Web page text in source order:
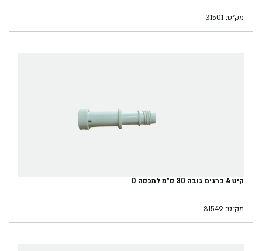
מק״ט: 31501
קיט 4 ברגים גובה 30 ס"מ למכסה D
מק״ט: 31549